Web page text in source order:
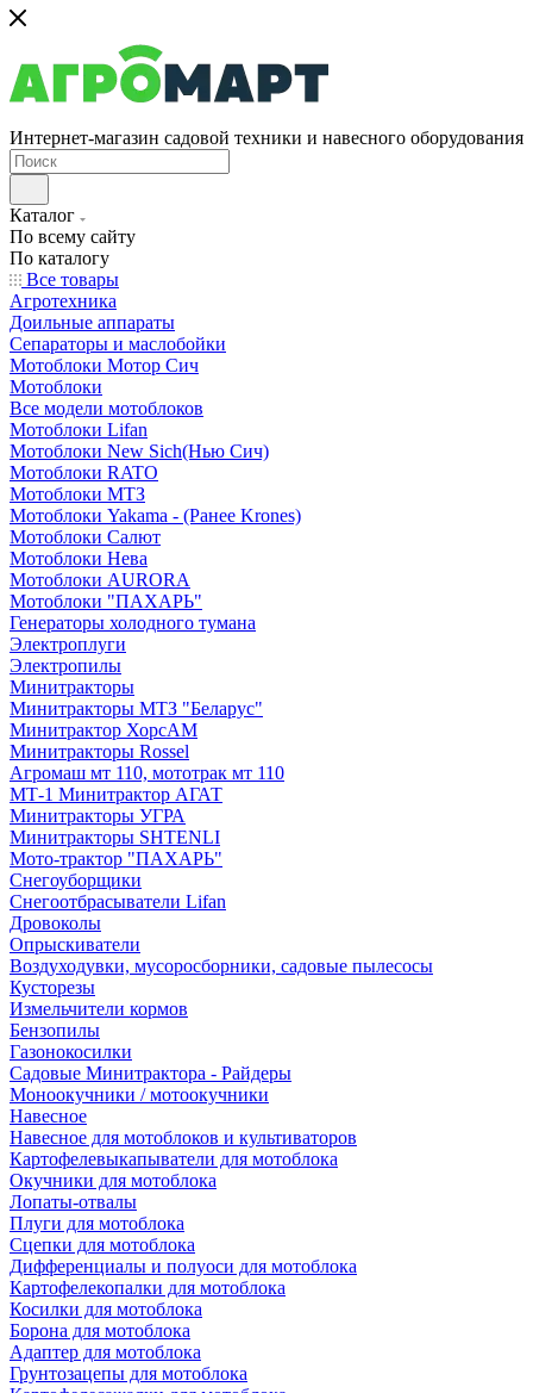
Интернет-магазин садовой техники и навесного оборудования
Каталог
По всему сайту
По каталогу
Все товары
Агротехника
Доильные аппараты
Сепараторы и маслобойки
Мотоблоки Мотор Сич
Мотоблоки
Все модели мотоблоков
Мотоблоки Lifan
Мотоблоки New Sich(Нью Сич)
Мотоблоки RATO
Мотоблоки МТЗ
Мотоблоки Yakama - (Ранее Krones)
Мотоблоки Салют
Мотоблоки Нева
Мотоблоки AURORA
Мотоблоки "ПАХАРЬ"
Генераторы холодного тумана
Электроплуги
Электропилы
Минитракторы
Минитракторы МТЗ "Беларус"
Минитрактор ХорсАМ
Минитракторы Rossel
Агромаш мт 110, мототрак мт 110
МТ-1 Минитрактор АГАТ
Минитракторы УГРА
Минитракторы SHTENLI
Мото-трактор "ПАХАРЬ"
Снегоуборщики
Снегоотбрасыватели Lifan
Дровоколы
Опрыскиватели
Воздуходувки, мусоросборники, cадовые пылесосы
Кусторезы
Измельчители кормов
Бензопилы
Газонокосилки
Садовые Минитрактора - Райдеры
Моноокучники / мотоокучники
Навесное
Навесное для мотоблоков и культиваторов
Картофелевыкапыватели для мотоблока
Окучники для мотоблока
Лопаты-отвалы
Плуги для мотоблока
Сцепки для мотоблока
Дифференциалы и полуоси для мотоблока
Картофелекопалки для мотоблока
Косилки для мотоблока
Борона для мотоблока
Адаптер для мотоблока
Грунтозацепы для мотоблока